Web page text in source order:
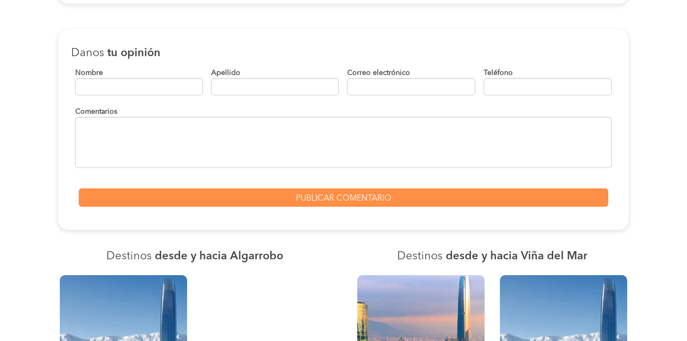
Danos tu opinión
Nombre Apellido Correo electrónico Teléfono
Comentarios
Destinos desde y hacia Algarrobo Destinos desde y hacia Viña del Mar